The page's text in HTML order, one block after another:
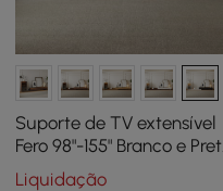
Suporte de TV extensível
Fero 98"-155" Branco e Preto
com Estante e Luz LED
Liquidação